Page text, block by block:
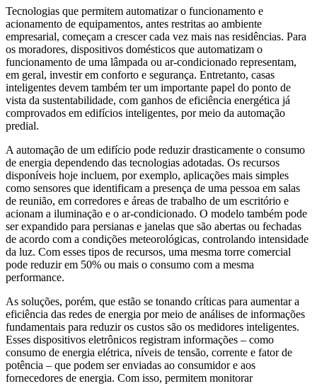
Tecnologias que permitem automatizar o funcionamento e
acionamento de equipamentos, antes restritas ao ambiente
empresarial, começam a crescer cada vez mais nas residências. Para
os moradores, dispositivos domésticos que automatizam o
funcionamento de uma lâmpada ou ar-condicionado representam,
em geral, investir em conforto e segurança. Entretanto, casas
inteligentes devem também ter um importante papel do ponto de
vista da sustentabilidade, com ganhos de eficiência energética já
comprovados em edifícios inteligentes, por meio da automação
predial.
A automação de um edifício pode reduzir drasticamente o consumo
de energia dependendo das tecnologias adotadas. Os recursos
disponíveis hoje incluem, por exemplo, aplicações mais simples
como sensores que identificam a presença de uma pessoa em salas
de reunião, em corredores e áreas de trabalho de um escritório e
acionam a iluminação e o ar-condicionado. O modelo também pode
ser expandido para persianas e janelas que são abertas ou fechadas
de acordo com a condições meteorológicas, controlando intensidade
da luz. Com esses tipos de recursos, uma mesma torre comercial
pode reduzir em 50% ou mais o consumo com a mesma
performance.
As soluções, porém, que estão se tonando críticas para aumentar a
eficiência das redes de energia por meio de análises de informações
fundamentais para reduzir os custos são os medidores inteligentes.
Esses dispositivos eletrônicos registram informações – como
consumo de energia elétrica, níveis de tensão, corrente e fator de
potência – que podem ser enviadas ao consumidor e aos
fornecedores de energia. Com isso, permitem monitorar